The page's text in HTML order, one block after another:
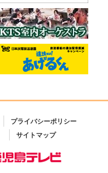
プライバシーポリシー
サイトマップ